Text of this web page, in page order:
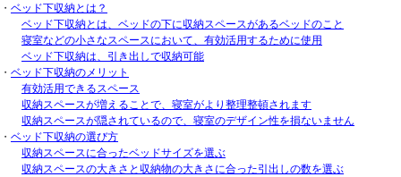
・ ベッド下収納とは？
ベッド下収納とは、ベッドの下に収納スペースがあるベッドのこと
寝室などの小さなスペースにおいて、有効活用するために使用
ベッド下収納は、引き出しで収納可能
・ ベッド下収納のメリット
有効活用できるスペース
収納スペースが増えることで、寝室がより整理整頓されます
収納スペースが隠されているので、寝室のデザイン性を損ないません
・ ベッド下収納の選び方
収納スペースに合ったベッドサイズを選ぶ
収納スペースの大きさと収納物の大きさに合った引出しの数を選ぶ